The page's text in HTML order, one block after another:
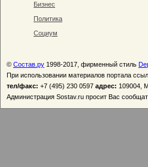
Бизнес
Политика
Социум
© Состав.ру 1998-2017, фирменный стиль
При использовании материалов портала
тел/факс: +7 (495) 230 0597 адрес: 109004,
Администрация Sostav.ru просит Вас